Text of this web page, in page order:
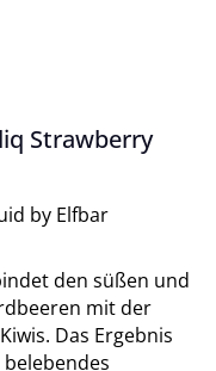
Strawberry
by Elfbar
den süßen und
mit der
Das Ergebnis